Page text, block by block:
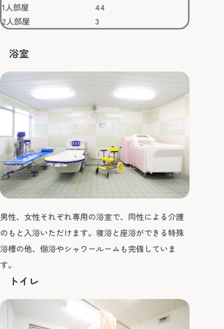
1人部屋
44
2人部屋
3
浴室
男性、女性それぞれ専用の浴室で、同性による介護
のもと入浴いただけます。寝浴と座浴ができる特殊
浴槽の他、個浴やシャワールームも完備していま
す。
トイレ